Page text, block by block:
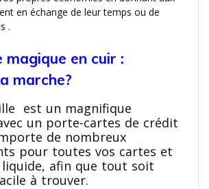
en échange de leur temps ou de
.
magique en cuir :
marche?
est un magnifique
un porte-cartes de crédit
de nombreux
pour toutes vos cartes et
afin que tout soit
à trouver.